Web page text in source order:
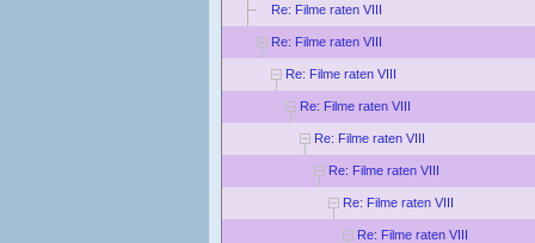
Re: Filme raten VIII
Re: Filme raten VIII
Re: Filme raten VIII
Re: Filme raten VIII
Re: Filme raten VIII
Re: Filme raten VIII
Re: Filme raten VIII
Re: Filme raten VIII